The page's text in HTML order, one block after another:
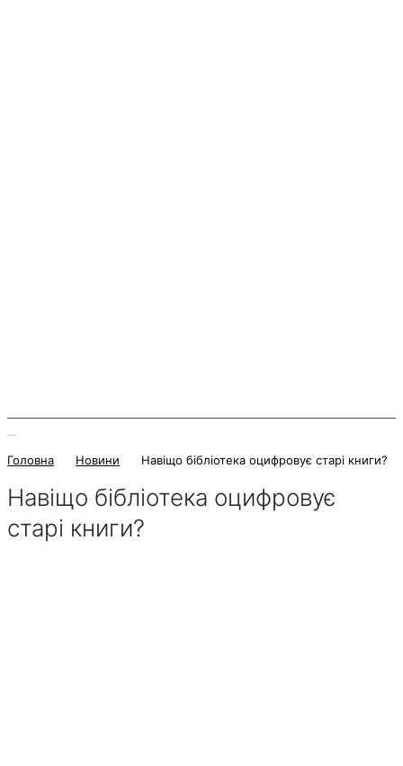
Головна Новини Навіщо бібліотека оцифровує старі книги?
Навіщо бібліотека оцифровує
старі книги?